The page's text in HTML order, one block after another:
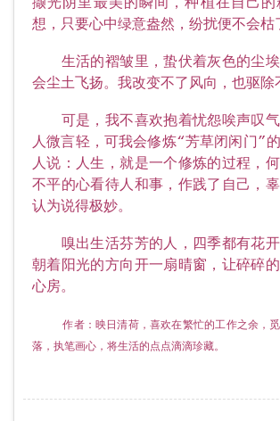
想，只要心中绿意盎然，纷扰便不会枯
生活的褶皱里，蛰伏着灰色的尘埃
会尘土飞扬。我改变不了风向，也驱除
可是，我不喜欢抱着忧怨唉声叹气
人微言轻，可我会修炼“芳草闭闲门”
人说：人生，就是一个修炼的过程，
不平的心看待人和事，作践了自己，
认为说得极妙。
嗅出生活芬芳的人，四季都有花开
朝着阳光的方向开一扇晴窗，让碎碎
心房。
作者：映日清荷，喜欢在繁忙的工作之余，
落，执笔画心，将生活的点点滴滴珍藏。